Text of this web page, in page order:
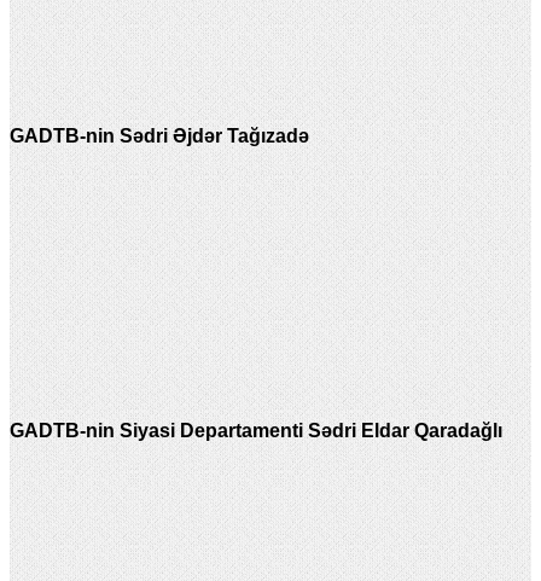
GADTB-nin Sədri Əjdər Tağızadə
GADTB-nin Siyasi Departamenti Sədri Eldar Qaradağlı